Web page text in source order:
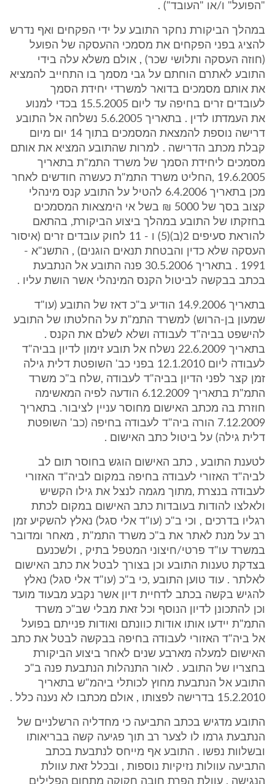
"הפועל" ו/או "העובד") .
במהלך הביקורת נחקר התובע על ידי הפקחים ואף נדרש
להציג בפני הפקחים את מסמכי ההעסקה של הפועל
(חוזה העסקה ותלושי שכר) , אולם משלא עלה בידי
התובע לאתרם הוחתם על גבי מסמך בו התחייב להמציא
את אותם מסמכים בדואר למשרדי יחידת הסמך
לעובדים זרים בחיפה עד ליום 15.5.2005 בכדי למנוע
את העמדתו לדין . בתאריך 5.6.2005 נשלחה אל התובע
דרישה נוספת להמצאת המסמכים בתוך 14 יום מיום
קבלת מכתב הדרישה . למרות שהתובע המציא את אותם
מסמכים ליחידת הסמך של משרד התמ"ת בתאריך
19.6.2005 ,החליט משרד התמ"ת כעשרה חודשים לאחר
מכן בתאריך 6.4.2006 להטיל על התובע קנס מינהלי
קצוב בסך של 5000 ₪ בשל אי הימצאות המסמכים
בחזקתו של התובע במהלך ביצוע הביקורת, בהתאם
להוראת סעיפים 2(ב)(5) ו - 11 לחוק עובדים זרים (איסור
העסקה שלא כדין והבטחת תנאים הוגנים) , התשנ"א -
1991 . בתאריך 30.5.2006 פנה התובע אל הנתבעת
בכתב בבקשה לביטול הקנס המינהלי אשר הושת עליו .
בתאריך 14.9.2006 הודיע ב"כ דאז של התובע (עו"ד
שמעון בן-הרוש) למשרד התמ"ת על החלטתו של התובע
להישפט בביה"ד לעבודה ושלא לשלם את הקנס .
בתאריך 22.6.2009 נשלח אל תובע זימון לדיון בביה"ד
לעבודה ליום 12.1.2010 בפני כב' השופטת דלית גילה
זמן קצר לפני הדיון בביה"ד לעבודה ,שלח ב"כ משרד
התמ"ת בתאריך 6.12.2009 הודעה לפיה המאשימה
חוזרת בה מכתב האישום מחוסר עניין לציבור. בתאריך
7.12.2009 הורה ביה"ד לעבודה בחיפה (כב' השופטת
דלית גילה) על ביטול כתב האישום .
לטענת התובע , כתב האישום הוגש בחוסר תום לב
לביה"ד האזורי לעבודה בחיפה במקום לביה"ד האזורי
לעבודה בנצרת ,מתוך מגמה לנצל את גילו הקשיש
ולאלצו להודות בעובדות כתב האישום במקום לכתת
רגליו בדרכים , וכי ב"כ (עו"ד אלי סגל) נאלץ להשקיע זמן
רב על מנת לאתר את ב"כ משרד התמ"ת , מאחר ומדובר
במשרד עו"ד פרטי/חיצוני המטפל בתיק , ולשכנעם
בצדקת טענות התובע וכן בצורך לבטל את כתב האישום
לאלתר . עוד טוען התובע ,כי ב"כ (עו"ד אלי סגל) נאלץ
להגיש בקשה בכתב לדחיית דיון אשר נקבע מבעוד מועד
וכן להתכונן לדיון הנוסף וכל זאת מבלי שב"כ משרד
התמ"ת יידעו אותו אודות כוונתם ואודות פנייתם בפועל
אל ביה"ד האזורי לעבודה בחיפה בבקשה לבטל את כתב
האישום למעלה מארבע שנים לאחר ביצוע הביקורת
בחצריו של התובע . לאור התנהלות הנתבעת פנה ב"כ
התובע אל הנתבעת מחוץ לכותלי ביהמ"ש בתאריך
15.2.2010 בדרישה לפצותו , אולם מכתבו לא נענה כלל .
התובע מדגיש בכתב התביעה כי מחדליה הרשלניים של
הנתבעת גרמו לו לצער רב תוך פגיעה קשה בבריאותו
ובשלוות נפשו . התובע אף מייחס לנתבעת בכתב
התביעה עוולות נזיקיות נוספות , ובכלל זאת עוולת
הנגישה , עוולת הפרת חובה חקוקה מתחום הפלילים